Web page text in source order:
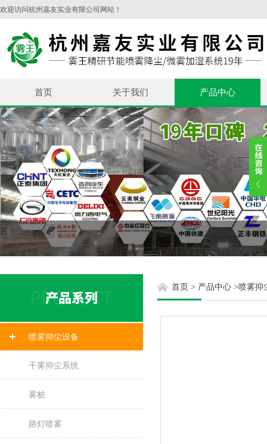
欢迎访问杭州嘉友实业有限公司网站！
首页 关于我们 产品中心
喷雾抑尘设备
干雾抑尘系统
雾桩
路灯喷雾
首页 > 产品中心 >喷雾抑